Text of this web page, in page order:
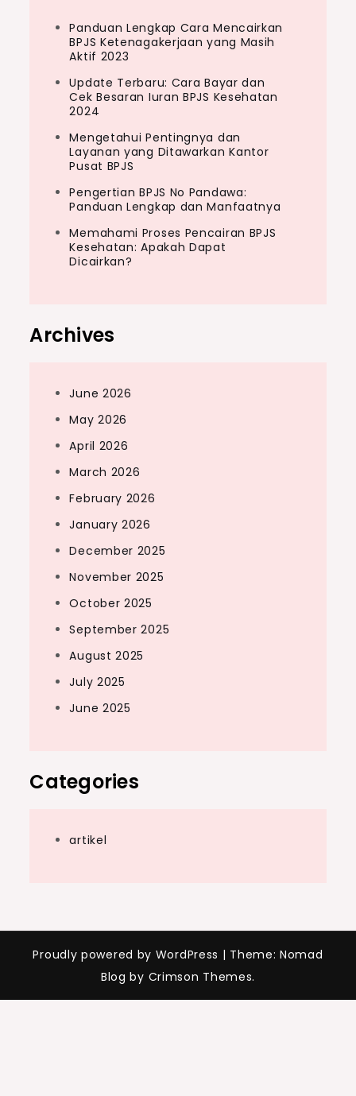
Panduan Lengkap Cara Mencairkan
BPJS Ketenagakerjaan yang Masih
Aktif 2023
Update Terbaru: Cara Bayar dan
Cek Besaran Iuran BPJS Kesehatan
2024
Mengetahui Pentingnya dan
Layanan yang Ditawarkan Kantor
Pusat BPJS
Pengertian BPJS No Pandawa:
Panduan Lengkap dan Manfaatnya
Memahami Proses Pencairan BPJS
Kesehatan: Apakah Dapat
Dicairkan?
Archives
June 2026
May 2026
April 2026
March 2026
February 2026
January 2026
December 2025
November 2025
October 2025
September 2025
August 2025
July 2025
June 2025
Categories
artikel
Proudly powered by WordPress | Theme: Nomad
Blog by Crimson Themes.